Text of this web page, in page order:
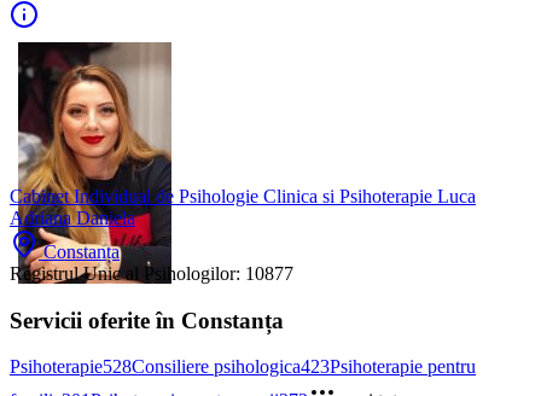
Cabinet Individual de Psihologie Clinica si Psihoterapie Luca
Adriana Daniela
Constanța
Registrul Unic al Psihologilor: 10877
Servicii oferite în Constanța
Psihoterapie528Consiliere psihologica423Psihoterapie pentru